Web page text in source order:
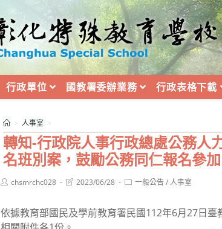
行政單位 國教署委辦業務 行政表格下載
轉知-行政院人事行政總處公務人
名班別案，鼓勵公務同仁報名參加
> 人事室 >
Postchsmrchc028
Post2023/06/28
Post一般公告 / 人事室
依據教育部國民及學前教育署民國112年6月27日